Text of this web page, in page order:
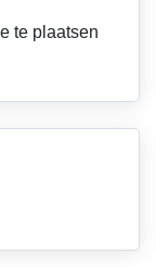
te plaatsen